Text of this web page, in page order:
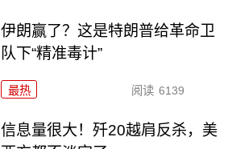
伊朗赢了？这是特朗普给革命卫
队下“精准毒计”
最热 阅读 6139
信息量很大！歼20越肩反杀，美